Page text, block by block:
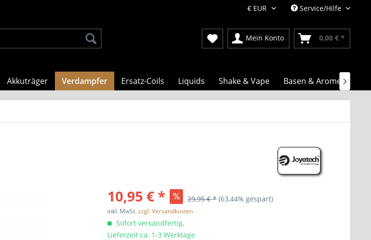
Service/Hilfe
Mein Konto 0,00 € *
Akkuträger Verdampfer Ersatz-Coils Liquids Shake & Vape Basen & Aromen

10,95 € * 29,95 € * (63,44% gespart)
inkl. MwSt.zzgl. Versandkosten
Sofort versandfertig,
Lieferzeit ca. 1-3 Werktage